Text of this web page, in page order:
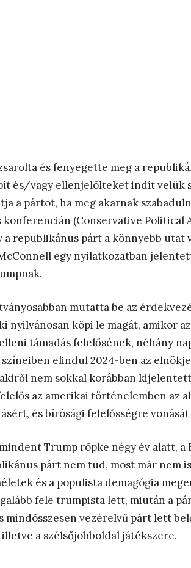
és fenyegette meg a
és/vagy ellenjelölteket indít velük
a pártot, ha meg akarnak
(Conservative Political
republikánus párt a könnyebb utat
egy nyilatkozatban
mutatta be az
nyilvánosan köpi le magát, amikor
támadás felelősének, néhány
elindul 2024-ben az
nem sokkal korábban
az amerikai történelemben az
és bírósági felelősségre vonását
Trump röpke négy év alatt, a
párt nem tud, most már nem
és a populista demagógia
fele trumpista lett, miután a
mindösszesen vezérelvű párt lett
a szélsőjobboldal játékszere.